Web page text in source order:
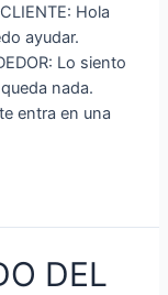
Hola
ayudar.
Lo siento
nada.
entra en una
DEL